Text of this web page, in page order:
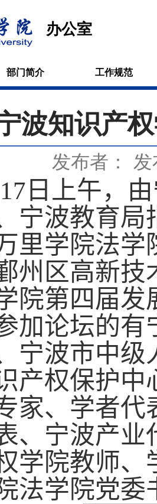
办公室
部门简介 工作规范
波知识产
发布者： 发
17 日 上午，
宁波教育局
里学院法学
州区高新技
院第四 届发
加论坛的有
宁波市中级
产权保护中
家、学者代
、宁波产
学院教师、
法学院党委